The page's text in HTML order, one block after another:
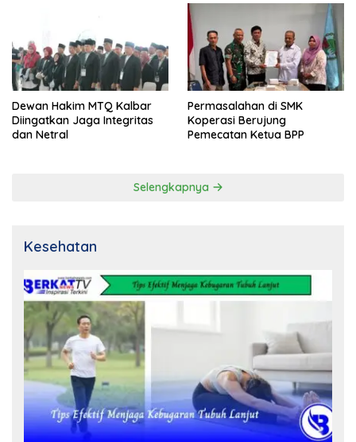
Dewan Hakim MTQ Kalbar
Diingatkan Jaga Integritas
dan Netral
Permasalahan di SMK
Koperasi Berujung
Pemecatan Ketua BPP
Selengkapnya
Kesehatan